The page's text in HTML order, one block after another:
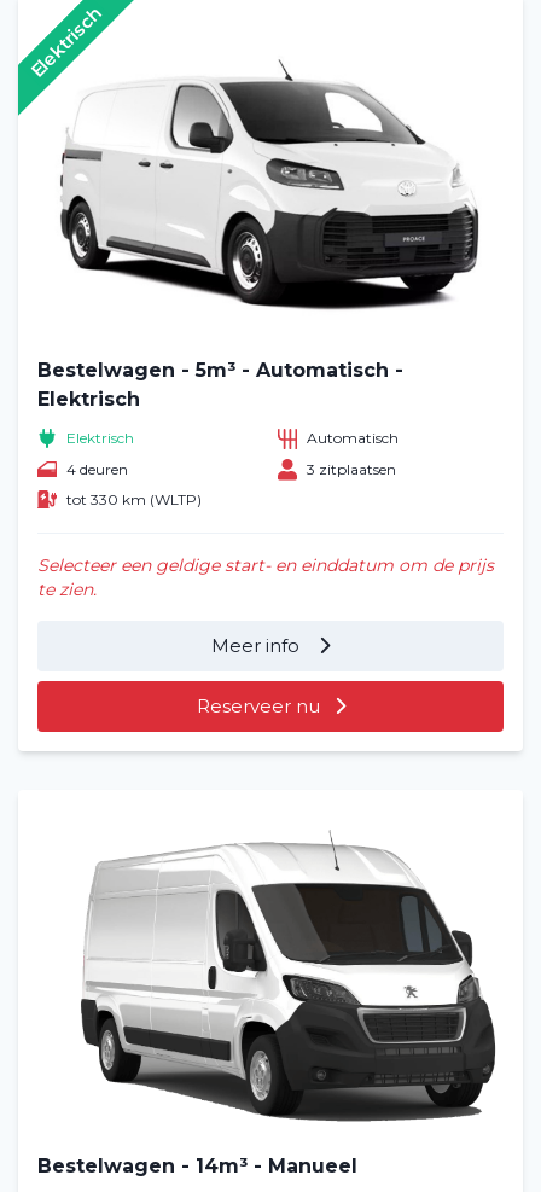
Bestelwagen - 5m³ - Automatisch -
Elektrisch
Elektrisch
Automatisch
4 deuren
3 zitplaatsen
tot 330 km (WLTP)
Selecteer een geldige start- en einddatum om de prijs
te zien.
Meer info
Reserveer nu
Elektrisch
Bestelwagen - 14m³ - Manueel